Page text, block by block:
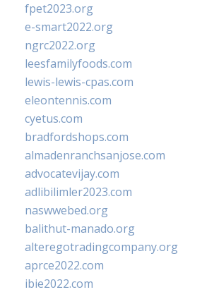
fpet2023.org
e-smart2022.org
ngrc2022.org
leesfamilyfoods.com
lewis-lewis-cpas.com
eleontennis.com
cyetus.com
bradfordshops.com
almadenranchsanjose.com
advocatevijay.com
adlibilimler2023.com
naswwebed.org
balithut-manado.org
alteregotradingcompany.org
aprce2022.com
ibie2022.com